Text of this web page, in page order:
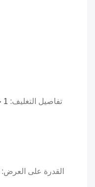
تفاصيل التغليف:
القدرة على العرض: